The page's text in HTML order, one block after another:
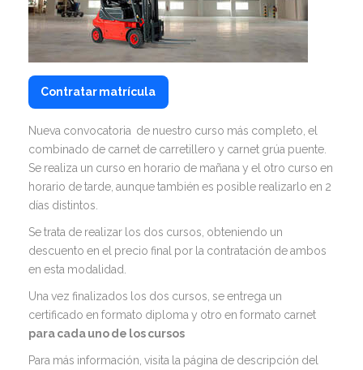
Contratar matrícula
Nueva convocatoria de nuestro curso más completo, el
combinado de carnet de carretillero y carnet grúa puente.
Se realiza un curso en horario de mañana y el otro curso en
horario de tarde, aunque también es posible realizarlo en 2
días distintos.
Se trata de realizar los dos cursos, obteniendo un
descuento en el precio final por la contratación de ambos
en esta modalidad.
Una vez finalizados los dos cursos, se entrega un
certificado en formato diploma y otro en formato carnet
para cada uno de los cursos
Para más información, visita la página de descripción del